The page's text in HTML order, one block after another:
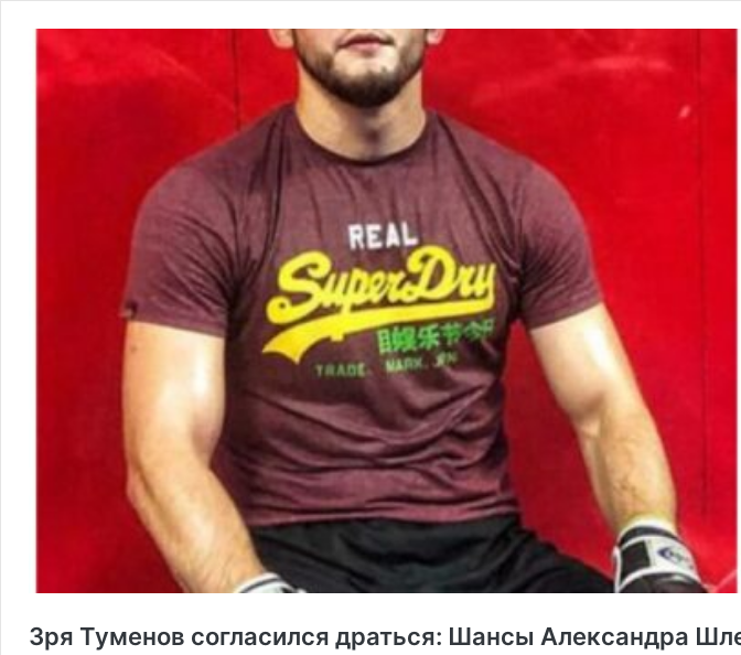
Зря Туменов согласился драться: Шансы Александра